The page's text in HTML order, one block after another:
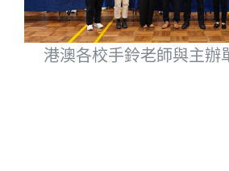
港澳各校手鈴老師與主辦